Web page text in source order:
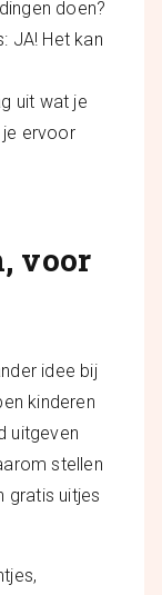
doen?
JA! Het kan
uit wat je
je ervoor
voor
idee bij
kinderen
uitgeven
stellen
gratis uitjes